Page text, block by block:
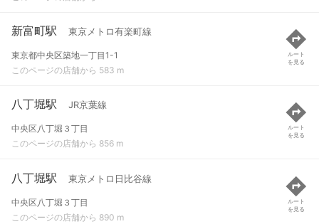
新富町駅 東京メトロ有楽町線
東京都中央区築地一丁目1-1
このページの店舗から 583 m
ルート
を見る
八丁堀駅 JR京葉線
中央区八丁堀３丁目
このページの店舗から 856 m
ルート
を見る
八丁堀駅 東京メトロ日比谷線
中央区八丁堀３丁目
このページの店舗から 890 m
ルート
を見る